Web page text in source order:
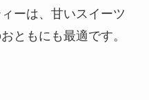
ーは、甘いスイーツ
ともにも最適です。